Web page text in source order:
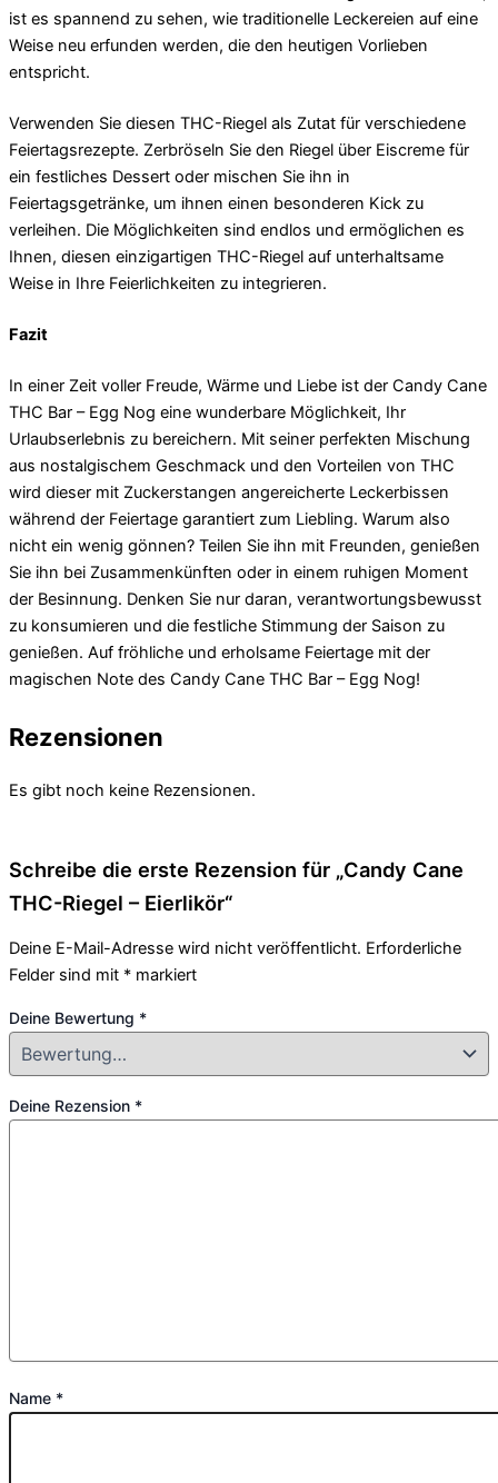
ist es spannend zu sehen, wie traditionelle Leckereien auf eine
Weise neu erfunden werden, die den heutigen Vorlieben
entspricht.
Verwenden Sie diesen THC-Riegel als Zutat für verschiedene
Feiertagsrezepte. Zerbröseln Sie den Riegel über Eiscreme für
ein festliches Dessert oder mischen Sie ihn in
Feiertagsgetränke, um ihnen einen besonderen Kick zu
verleihen. Die Möglichkeiten sind endlos und ermöglichen es
Ihnen, diesen einzigartigen THC-Riegel auf unterhaltsame
Weise in Ihre Feierlichkeiten zu integrieren.
Fazit
In einer Zeit voller Freude, Wärme und Liebe ist der Candy Cane
THC Bar – Egg Nog eine wunderbare Möglichkeit, Ihr
Urlaubserlebnis zu bereichern. Mit seiner perfekten Mischung
aus nostalgischem Geschmack und den Vorteilen von THC
wird dieser mit Zuckerstangen angereicherte Leckerbissen
während der Feiertage garantiert zum Liebling. Warum also
nicht ein wenig gönnen? Teilen Sie ihn mit Freunden, genießen
Sie ihn bei Zusammenkünften oder in einem ruhigen Moment
der Besinnung. Denken Sie nur daran, verantwortungsbewusst
zu konsumieren und die festliche Stimmung der Saison zu
genießen. Auf fröhliche und erholsame Feiertage mit der
magischen Note des Candy Cane THC Bar – Egg Nog!
Rezensionen
Es gibt noch keine Rezensionen.
Schreibe die erste Rezension für „Candy Cane
THC-Riegel – Eierlikör“
Deine E-Mail-Adresse wird nicht veröffentlicht. Erforderliche
Felder sind mit * markiert
Deine Bewertung *
Deine Rezension *
Name *